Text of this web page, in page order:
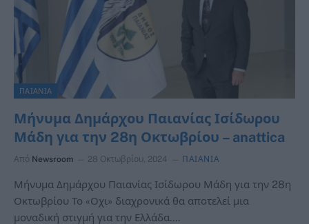
ΠΑΙΑΝΙΑ
Μήνυμα Δημάρχου Παιανίας Ισίδωρου
Μάδη για την 28η Οκτωβρίου – anattica
Από Newsroom 28 Οκτωβρίου, 2024 ΠΑΙΑΝΙΑ
Μήνυμα Δημάρχου Παιανίας Ισίδωρου Μάδη για την 28η
Οκτωβρίου Το «Οχι» διαχρονικά θα αποτελεί μια
μοναδική στιγμή για την Ελλάδα.…